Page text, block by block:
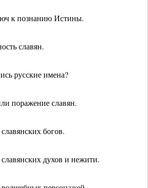
к познанию Истины.
славян.
русские имена?
поражение славян.
богов.
духов и нежити.